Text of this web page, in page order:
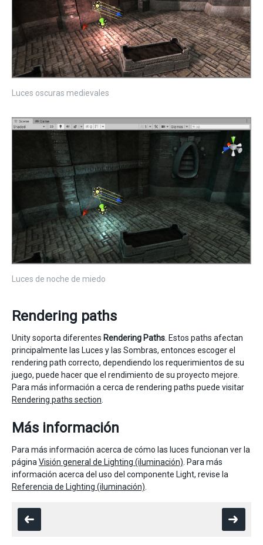
Luces oscuras medievales
Luces de noche de miedo
Rendering paths
Unity soporta diferentes Rendering Paths . Estos paths afectan
principalmente las Luces y las Sombras, entonces escoger el
rendering path correcto, dependiendo los requerimientos de su
juego, puede hacer que el rendimiento de su proyecto mejore.
Para más información a cerca de rendering paths puede visitar
Rendering paths section
Más información
Para más información acerca de cómo las luces funcionan ver la
página Visión general de Lighting (iluminación) . Para más
información acerca del uso del componente Light, revise la
Referencia de Lighting (iluminación)